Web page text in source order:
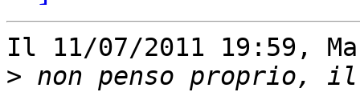
Il 11/07/2011 19:59,
> non penso proprio,